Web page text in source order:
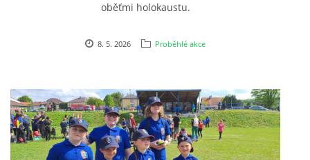
oběťmi holokaustu.
8. 5. 2026 Proběhlé akce